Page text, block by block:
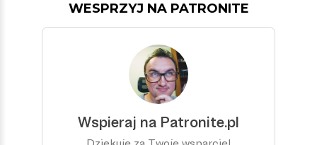
WESPRZYJ NA PATRONITE